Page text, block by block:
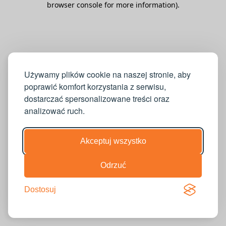
Używamy plików cookie na naszej stronie, aby
poprawić komfort korzystania z serwisu,
dostarczać spersonalizowane treści oraz
analizować ruch.
Akceptuj wszystko
Odrzuć
Dostosuj
browser console for more information).